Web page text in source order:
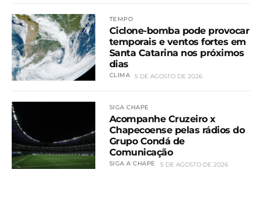
TEMPO
Ciclone-bomba pode provocar
temporais e ventos fortes em
Santa Catarina nos próximos
dias
CLIMA 5 DE AGOSTO DE 2026
SIGA CHAPE
Acompanhe Cruzeiro x
Chapecoense pelas rádios do
Grupo Condá de
Comunicação
SIGA A CHAPE 5 DE AGOSTO DE 2026